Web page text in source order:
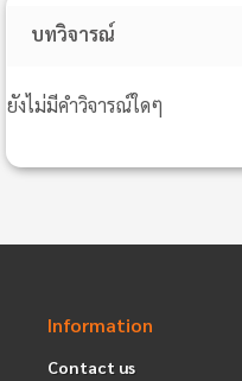
บทวิจารณ์
ยังไม่มีคำวิจารณ์ใดๆ
Information
Contact us